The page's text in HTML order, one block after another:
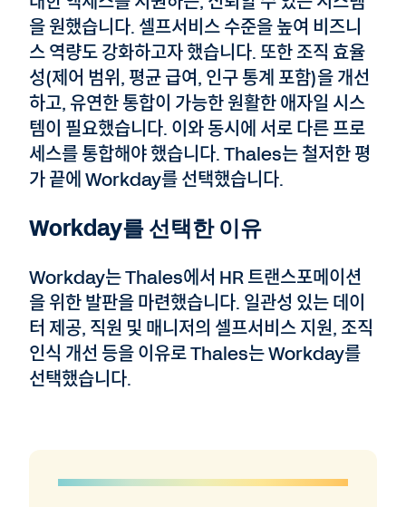
을 원했습니다. 셀프서비스 수준을 높여 비즈니
스 역량도 강화하고자 했습니다. 또한 조직 효율
성(제어 범위, 평균 급여, 인구 통계 포함)을 개선
하고, 유연한 통합이 가능한 원활한 애자일 시스
템이 필요했습니다. 이와 동시에 서로 다른 프로
세스를 통합해야 했습니다. Thales는 철저한 평
가 끝에 Workday를 선택했습니다.
Workday를 선택한 이유
Workday는 Thales에서 HR 트랜스포메이션
을 위한 발판을 마련했습니다. 일관성 있는 데이
터 제공, 직원 및 매니저의 셀프서비스 지원, 조직
인식 개선 등을 이유로 Thales는 Workday를
선택했습니다.